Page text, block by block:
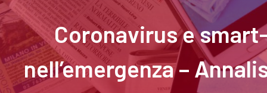
Coronavirus e
nell’emergenza –